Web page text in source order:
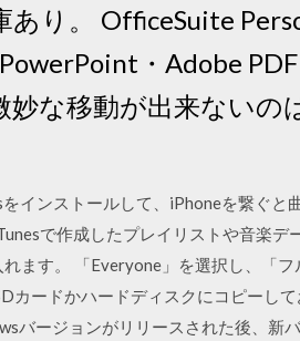
あり。 OfficeSuite
・Adobe
な移動が出来ない
インストールして、iPhoneを繋ぐと
で作成したプレイリストや音楽
ます。 「Everyone」を選択し、「
カードかハードディスクにコピーし
バージョンがリリースされた後、新